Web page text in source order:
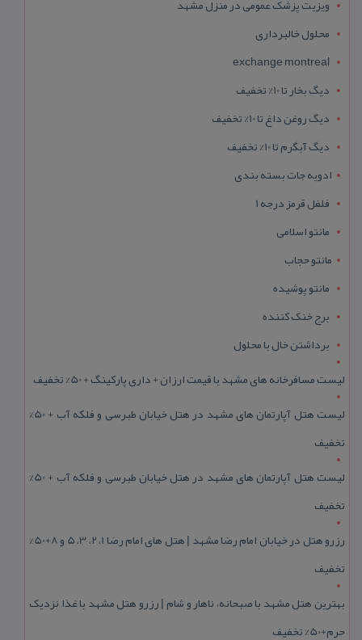
محلول خالبرداری
exchange montreal
دیگ بخار تا 10% تخفیف
دیگ روغن داغ تا 10% تخفیف
دیگ آبگرم تا 10% تخفیف
ادویه جات بسته بندی
فلفل قرمز درجه 1
مانتو اسلامی
مانتو حجاب
مانتو پوشیده
برج خنک کننده
برداشتن خال با محلول
لیست مسافرخانه های مشهد با قیمت ارزان + داری پارکینگ + 50% تخفیف
لیست هتل آپارتمان های مشهد در هتل خیابان طبرسی و فلکه آب + 50%
تخفیف
لیست هتل آپارتمان های مشهد در هتل خیابان طبرسی و فلکه آب + 50%
تخفیف
رزرو هتل در خیابان امام رضا مشهد | هتل‌ های امام رضا 1، 2، 3، 5 و 8+50%
تخفیف
بهترین هتل مشهد با صبحانه، ناهار و شام | رزرو هتل مشهد با غذا نزدیک
حرم+50% تخفیف